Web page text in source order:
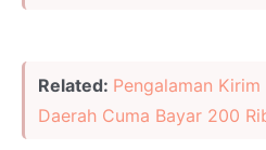
Related: Pengalaman
Daerah Cuma Bayar 200